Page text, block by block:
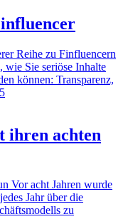
Reihe zu Finfluencern
Sie seriöse Inhalte
können: Transparenz,
ihren achten
Vor acht Jahren wurde
Jahr über die
zu